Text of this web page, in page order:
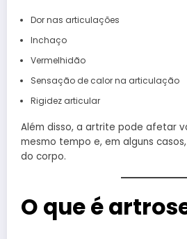
Dor nas articulações
Inchaço
Vermelhidão
Sensação de calor na articulação
Rigidez articular
Além disso, a artrite pode afetar
mesmo tempo e, em alguns
do corpo.
O que é